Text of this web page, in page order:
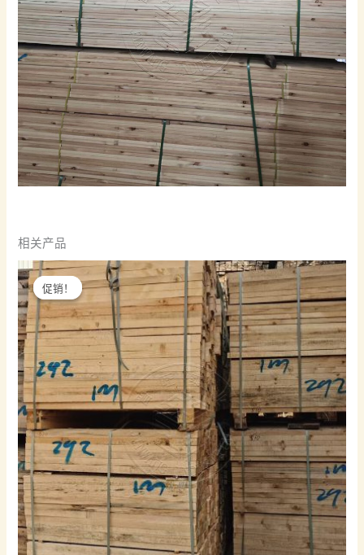
相关产品
促销！
促销！